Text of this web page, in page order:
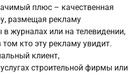
плюс – качественная
размещая рекламу
журналах или на телевидении,
том кто эту рекламу увидит.
клиент,
строительной фирмы или